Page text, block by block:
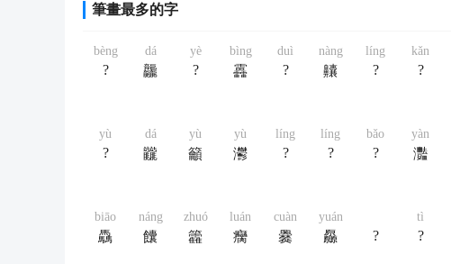
筆畫最多的字
bèng
?
dá
龘
yè
?
bìng
靐
duì
?
nàng
齉
líng
?
kǎn
?
yù
?
dá
龖
yù
籲
yù
灪
líng
?
líng
?
bǎo
?
yàn
灩
biāo
驫
náng
饢
zhuó
籱
luán
癵
cuàn
爨
yuán
厵 ?
tì
?